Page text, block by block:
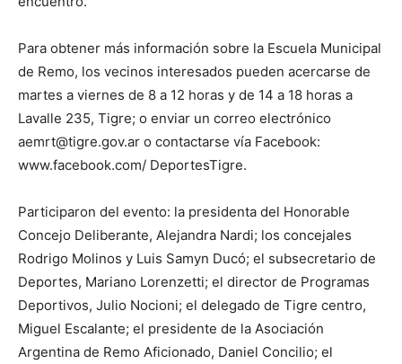
Para obtener más información sobre la Escuela Municipal
de Remo, los vecinos interesados pueden acercarse de
martes a viernes de 8 a 12 horas y de 14 a 18 horas a
Lavalle 235, Tigre; o enviar un correo electrónico
aemrt@tigre.gov.ar o contactarse vía Facebook:
www.facebook.com/ DeportesTigre.
Participaron del evento: la presidenta del Honorable
Concejo Deliberante, Alejandra Nardi; los concejales
Rodrigo Molinos y Luis Samyn Ducó; el subsecretario de
Deportes, Mariano Lorenzetti; el director de Programas
Deportivos, Julio Nocioni; el delegado de Tigre centro,
Miguel Escalante; el presidente de la Asociación
Argentina de Remo Aficionado, Daniel Concilio; el